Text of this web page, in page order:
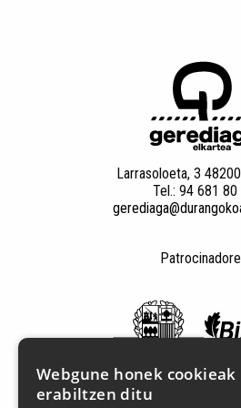
Larrasoloeta, 3
Tel.: 94 681 80
Webgune honek cookieak
erabiltzen ditu